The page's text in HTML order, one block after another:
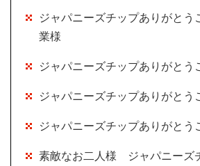
ジャパニーズチップありがとう
業様
ジャパニーズチップありがとう
ジャパニーズチップありがとう
ジャパニーズチップありがとう
素敵なお二人様 ジャパニーズ